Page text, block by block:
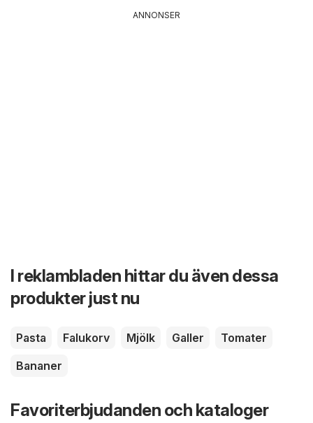
ANNONSER
I reklambladen hittar du även dessa
produkter just nu
Pasta Falukorv Mjölk Galler
Tomater
Bananer
Favoriterbjudanden och kataloger